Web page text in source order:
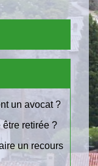
un avocat ?
retirée ?
un recours